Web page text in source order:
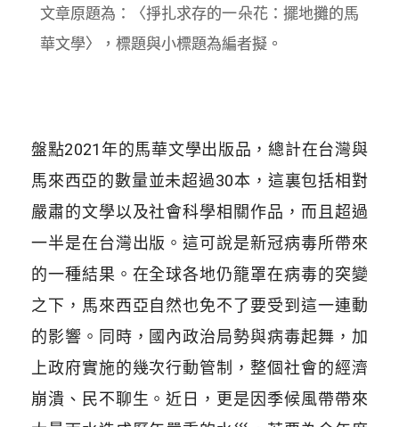
文章原題為：〈掙扎求存的一朵花：擺地攤的馬
華文學〉，標題與小標題為編者擬。
盤點2021年的馬華文學出版品，總計在台灣與
馬來西亞的數量並未超過30本，這裏包括相對
嚴肅的文學以及社會科學相關作品，而且超過
一半是在台灣出版。這可說是新冠病毒所帶來
的一種結果。在全球各地仍籠罩在病毒的突變
之下，馬來西亞自然也免不了要受到這一連動
的影響。同時，國內政治局勢與病毒起舞，加
上政府實施的幾次行動管制，整個社會的經濟
崩潰、民不聊生。近日，更是因季候風帶帶來